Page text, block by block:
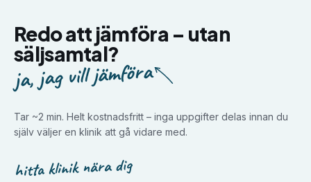
Redo att jämföra – utan
säljsamtal?
ja, jag vill jämföra
Tar ~2 min. Helt kostnadsfritt – inga uppgifter delas innan du
själv väljer en klinik att gå vidare med.
hitta klinik nära dig